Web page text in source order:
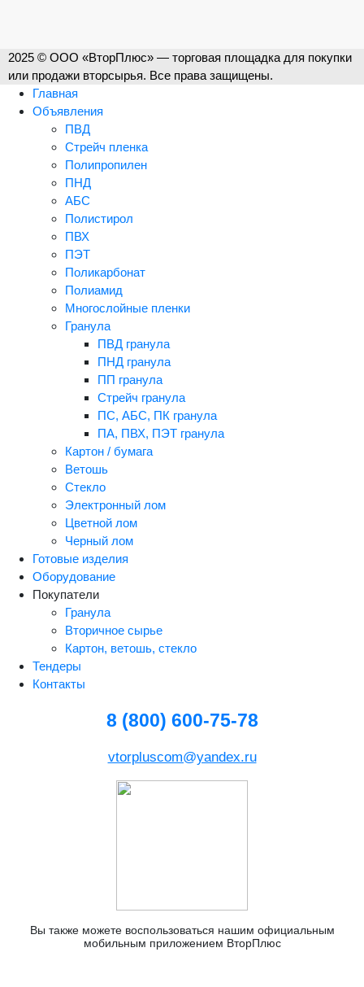
2025 © ООО «ВторПлюс» — торговая площадка для покупки
или продажи вторсырья. Все права защищены.
Главная
Объявления
ПВД
Стрейч пленка
Полипропилен
ПНД
АБС
Полистирол
ПВХ
ПЭТ
Поликарбонат
Полиамид
Многослойные пленки
Гранула
ПВД гранула
ПНД гранула
ПП гранула
Стрейч гранула
ПС, АБС, ПК гранула
ПА, ПВХ, ПЭТ гранула
Картон / бумага
Ветошь
Стекло
Электронный лом
Цветной лом
Черный лом
Готовые изделия
Оборудование
Покупатели
Гранула
Вторичное сырье
Картон, ветошь, стекло
Тендеры
Контакты
8 (800) 600-75-78
vtorpluscom@yandex.ru
Вы также можете воспользоваться нашим официальным
мобильным приложением ВторПлюс